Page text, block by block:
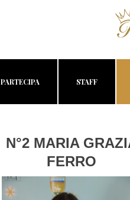
PARTECIPA STAFF
N°2 MARIA
FERRO